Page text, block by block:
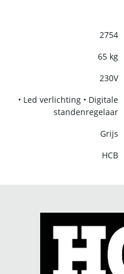
2754
65 kg
230V
• Led verlichting • Digitale
standenregelaar
Grijs
HCB